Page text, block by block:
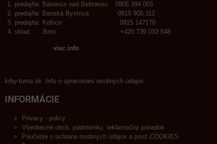
predajňa: Bánovce nad Bebravou 0905 394 055
predajňa: Banská Bystrica 0915 905 112
predajňa: Košice 0915 147170
sklad : Brno +420 739 033 548
viac info
krby-tuma.sk Info o spracovaní osobných údajov.
INFORMÁCIE
Privacy - policy
Všeobecné obch. podmienky, reklamačný poriadok
Poučenie o ochrane osobných údajov a použ.COOKIES